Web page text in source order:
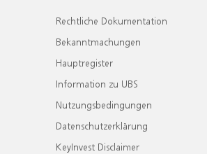
Rechtliche Dokumentation
Bekanntmachungen
Hauptregister
Information zu UBS
Nutzungsbedingungen
Datenschutzerklärung
KeyInvest Disclaimer